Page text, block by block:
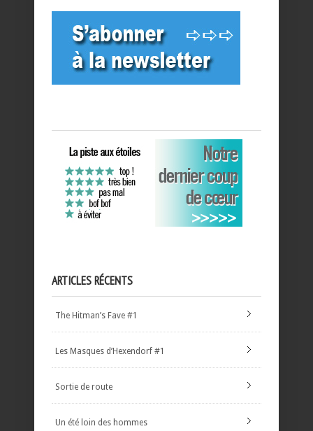
ARTICLES RÉCENTS
The Hitman’s Fave #1
Les Masques d’Hexendorf #1
Sortie de route
Un été loin des hommes